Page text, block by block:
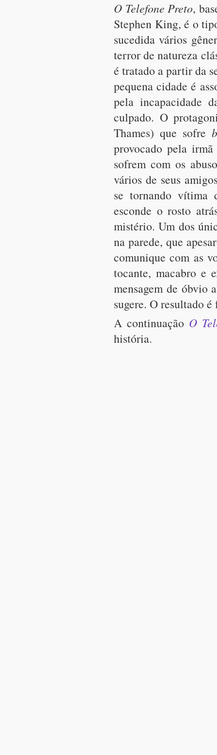
O Telefone Preto,
Stephen King, é o
sucedida vários
terror de natureza
é tratado a partir da
pequena cidade é
pela incapacidade
culpado. O
Thames) que sofre
provocado pela
sofrem com os
vários de seus
se tornando vítima
esconde o rosto
mistério. Um dos
na parede, que
comunique com as
tocante, macabro e
mensagem de óbvio
sugere. O resultado
A continuação O
história.